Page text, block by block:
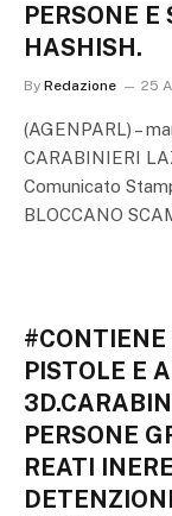
PERSONE E
HASHISH.
By Redazione 25
(AGENPARL) –
CARABINIERI
Comunicato
BLOCCANO
#CONTIENE
PISTOLE E
PERSONE
REATI